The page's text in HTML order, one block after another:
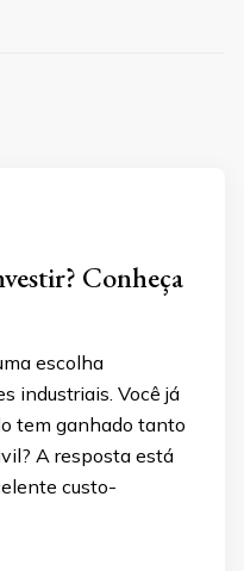
Conheça
escolha
industriais. Você já
tem ganhado tanto
A resposta está
custo-